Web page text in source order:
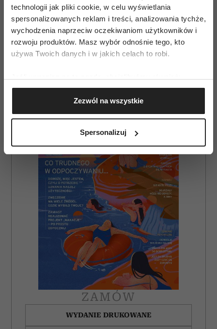
technologii jak pliki cookie, w celu wyświetlania
spersonalizowanych reklam i treści, analizowania tychże,
wychodzenia naprzeciw oczekiwaniom użytkowników i
rozwoju produktów. Masz wybór odnośnie tego, kto
używa Twoich danych i w jakich celach to robi.
Gromadzić dane dotyczące Twojej lokalizacji
geograficznej z dokładnością nawet do kilku metrów
Identyfikować Twoje urządzenie, aktywnie
(fingerprinting, czyli wirtualny odcisk palca)
dane są przetwarzane oraz ustaw własne preferencje w
sekcji szczegółów. W Deklaracji plików cookie możesz
zmienić lub wycofać swoją zgodę w dowolnej chwili.
Wykorzystujemy pliki cookie do spersonalizowania treści
i reklam, aby oferować funkcje społecznościowe i
analizować ruch w naszej witrynie. Informacje o tym, jak
korzystasz z naszej witryny, udostępniamy partnerom
społecznościowym, reklamowym i analitycznym.
Partnerzy mogą połączyć te informacje z innymi danymi
otrzymanymi od Ciebie lub uzyskanymi podczas
korzystania z ich usług.
Zezwól na wszystkie
Spersonalizuj
w kontekście percepcji Polaków, Diagnoza
Społeczna 2013
AUTOPROMOCJA
ZAMÓW
WYDANIE DRUKOWANE